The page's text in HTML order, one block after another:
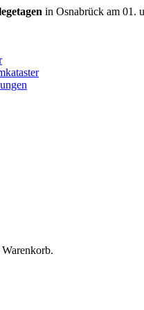
in Osnabrück am 01.